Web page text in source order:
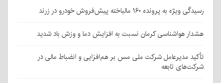
رسیدگی ویژه به پرونده ۱۶۰ مالباخته پیش‌فروش خودرو در زرند
هشدار هواشناسی کرمان نسبت به افزایش دما و وزش باد شدید
تأکید مدیرعامل شرکت ملی مس بر هم‌افزایی و انضباط مالی در
شرکت‌های تابعه